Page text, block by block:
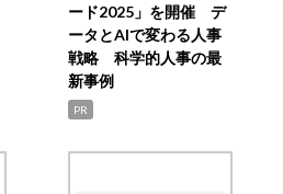
ード2025」を開催 デ
ータとAIで変わる人事
戦略 科学的人事の最
新事例
PR